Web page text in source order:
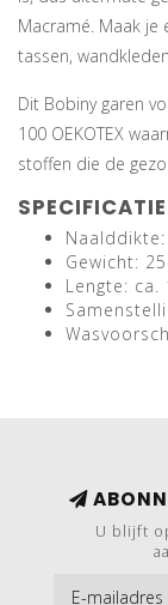
Macramé. Maak je
tassen,
Dit Bobiny garen
100 OEKOTEX
stoffen die de
Gewicht:
Lengte: ca.
U blijft